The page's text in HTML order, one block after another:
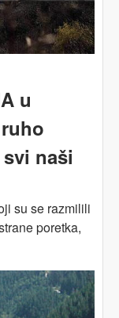
u
naši
su se razmilili
poretka,